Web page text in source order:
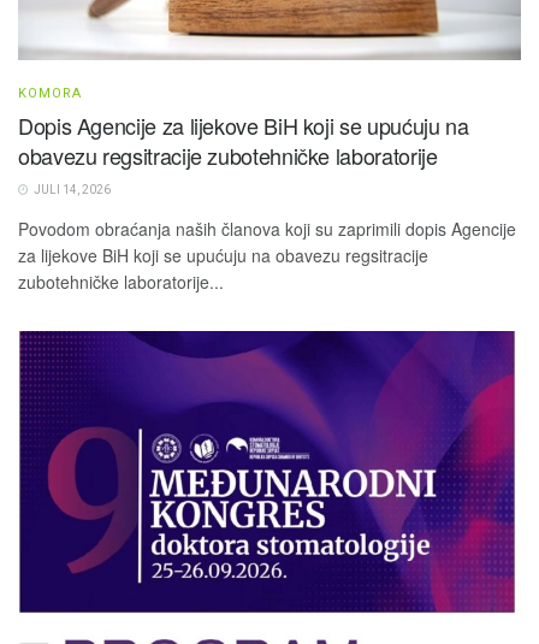
KOMORA
Dopis Agencije za lijekove BiH koji se upućuju na
obavezu regsitracije zubotehničke laboratorije
JULI 14, 2026
Povodom obraćanja naših članova koji su zaprimili dopis Agencije
za lijekove BiH koji se upućuju na obavezu regsitracije
zubotehničke laboratorije...